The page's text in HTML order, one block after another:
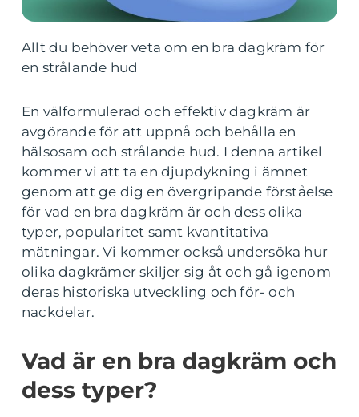
Allt du behöver veta om en bra dagkräm för
en strålande hud
En välformulerad och effektiv dagkräm är
avgörande för att uppnå och behålla en
hälsosam och strålande hud. I denna artikel
kommer vi att ta en djupdykning i ämnet
genom att ge dig en övergripande förståelse
för vad en bra dagkräm är och dess olika
typer, popularitet samt kvantitativa
mätningar. Vi kommer också undersöka hur
olika dagkrämer skiljer sig åt och gå igenom
deras historiska utveckling och för- och
nackdelar.
Vad är en bra dagkräm och
dess typer?